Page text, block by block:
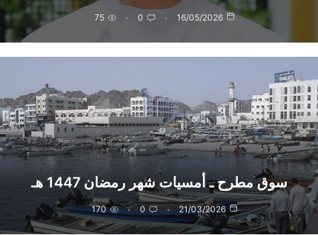
16/05/2026
0
75
سوق مطرح ـ أمسيات شهر رمضان 1447 هـ
21/03/2026
0
170